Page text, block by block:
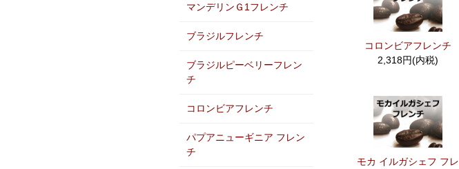
コロンビアフレンチ
2,318円(内税)
モカ イルガシェフ フレ
マンデリンＧ1フレンチ
ブラジルフレンチ
ブラジルピーベリーフレン
チ
コロンビアフレンチ
パプアニューギニア フレン
チ